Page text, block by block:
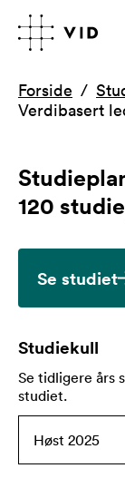
Forside
Verdibasert
120
Se studiet
Studiekull
Se tidligere års
studiet.